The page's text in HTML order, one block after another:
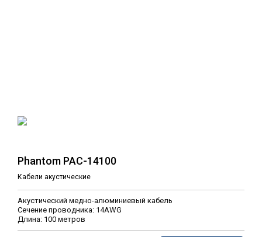
Phantom PAC-14100
Кабели акустические
Акустический медно-алюминиевый кабель
Сечение проводника: 14AWG
Длина: 100 метров